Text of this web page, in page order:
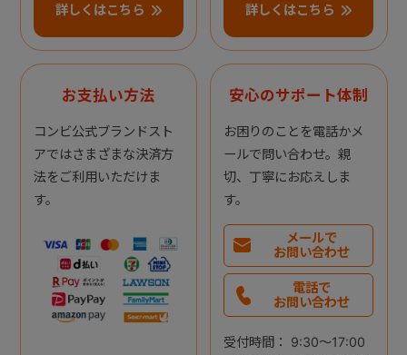
詳しくはこちら 詳しくはこちら
お支払い方法
コンビ公式ブランドスト
アではさまざまな決済方
法をご利用いただけま
す。
安心のサポート体制
お困りのことを電話かメ
ールで問い合わせ。親
切、丁寧にお応えしま
す。
メールで
お問い合わせ
電話で
お問い合わせ
受付時間： 9:30～17:00